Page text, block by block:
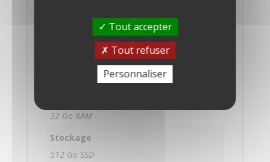
Windows 11 Pro
Intel Core i7-11850 (24 Mo cache, 8 coeurs,
2,5 GHz jusqu‘à 4,8GHz)
32 Go RAM
Stockage
512 Go SSD
Tout accepter
Tout refuser
Personnaliser